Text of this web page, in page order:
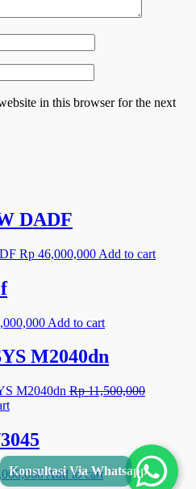
in this browser for the next
DADF
Rp 46,000,000 Add to cart
Add to cart
M2040dn
Rp11,500,000
Add to cartKonsultasi Via